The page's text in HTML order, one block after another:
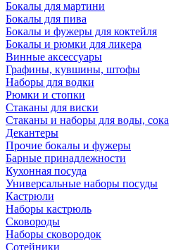
Бокалы для мартини
Бокалы для пива
Бокалы и фужеры для коктейля
Бокалы и рюмки для ликера
Винные аксессуары
Графины, кувшины, штофы
Наборы для водки
Рюмки и стопки
Стаканы для виски
Стаканы и наборы для воды, сока
Декантеры
Прочие бокалы и фужеры
Барные принадлежности
Кухонная посуда
Универсальные наборы посуды
Кастрюли
Наборы кастрюль
Сковороды
Наборы сковородок
Сотейники